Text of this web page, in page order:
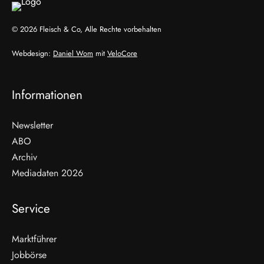
© 2026 Fleisch & Co, Alle Rechte vorbehalten
Webdesign: Daniel Wom mit VeloCore
Informationen
Newsletter
ABO
Archiv
Mediadaten 2026
Service
Marktführer
Jobbörse